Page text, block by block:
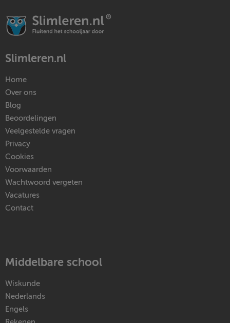
Slimleren.nl
Home
Over ons
Blog
Beoordelingen
Veelgestelde vragen
Privacy
Cookies
Voorwaarden
Wachtwoord vergeten
Vacatures
Contact
Middelbare school
Wiskunde
Nederlands
Engels